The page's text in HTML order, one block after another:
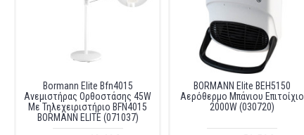
Bormann Elite Bfn4015
Ανεμιστήρας Ορθοστάσης 45W
Με Τηλεχειριστήριο BFN4015
BORMANN ELITE (071037)
BORMANN Elite BEH5150
Αερόθερμο Μπάνιου Επιτοίχιο
2000W (030720)